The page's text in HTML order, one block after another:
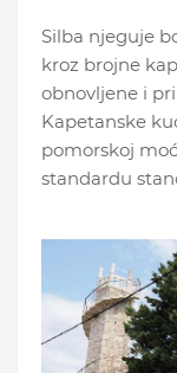
Silba njeguje
kroz brojne
obnovljene i
Kapetanske
pomorskoj
standardu